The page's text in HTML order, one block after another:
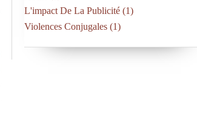
L'impact De La Publicité (1)
Violences Conjugales (1)